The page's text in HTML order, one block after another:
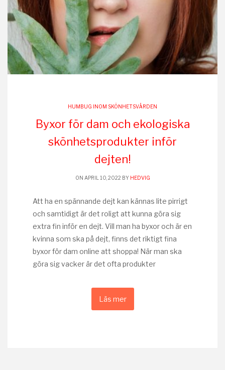
HUMBUG INOM SKÖNHETSVÅRDEN
Byxor för dam och ekologiska
skönhetsprodukter inför
dejten!
ON APRIL 10, 2022 BY HEDVIG
Att ha en spännande dejt kan kännas lite pirrigt
och samtidigt är det roligt att kunna göra sig
extra fin inför en dejt. Vill man ha byxor och är en
kvinna som ska på dejt, finns det riktigt fina
byxor för dam online att shoppa! När man ska
göra sig vacker är det ofta produkter
Läs mer